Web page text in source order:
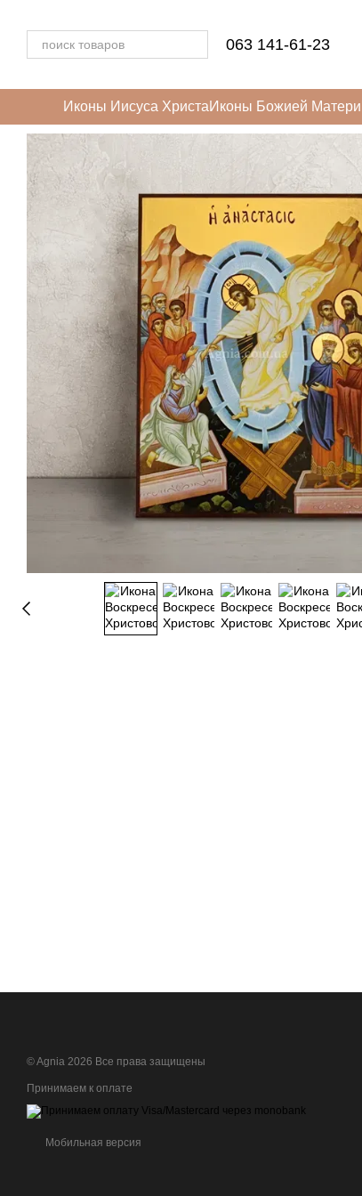
063 141-61-23
Иконы Иисуса ХристаИконы Божией Матери
© Agnia 2026 Все права защищены
Принимаем к оплате
Мобильная версия